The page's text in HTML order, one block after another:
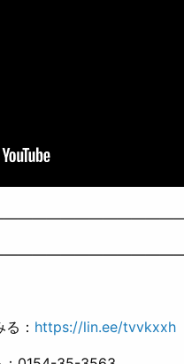
： https://lin.ee/tvvkxxh